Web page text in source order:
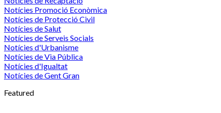
Notícies Promoció Econòmica
Notícies de Protecció Civil
Notícies de Salut
Notícies de Serveis Socials
Notícies d'Urbanisme
Notícies de Via Pública
Notícies d'Igualtat
Notícies de Gent Gran
Featured